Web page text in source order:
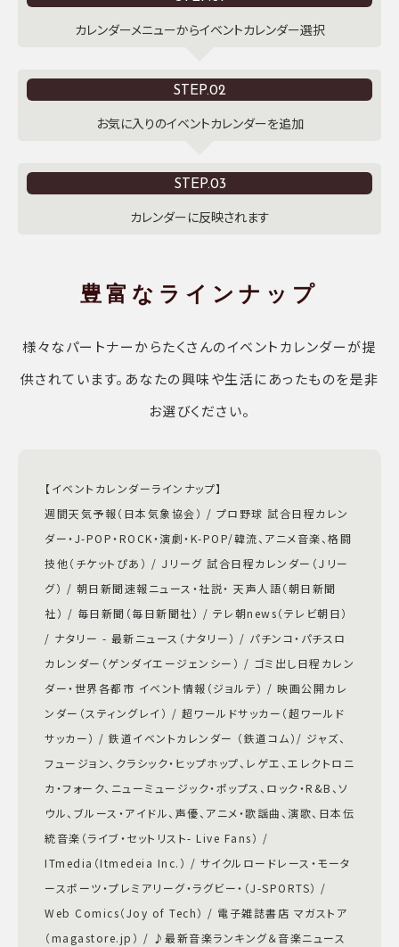
カレンダーメニューからイベントカレンダー選択
STEP.02
お気に入りのイベントカレンダーを追加
STEP.03
カレンダーに反映されます
豊富なラインナップ
様々なパートナーからたくさんのイベントカレンダーが提
供されています。あなたの興味や生活にあったものを是非
お選びください。
【イベントカレンダーラインナップ】
週間天気予報（日本気象協会） / プロ野球 試合日程カレン
ダー・J-POP・ROCK・演劇・K-POP/韓流、アニメ音楽、格闘
技他（チケットぴあ） / Ｊリーグ 試合日程カレンダー（Ｊリー
グ） / 朝日新聞速報ニュース・社説・ 天声人語（朝日新聞
社） / 毎日新聞（毎日新聞社） / テレ朝news（テレビ朝日）
/ ナタリー - 最新ニュース（ナタリー） / パチンコ・パチスロ
カレンダー（ゲンダイエージェンシー） / ゴミ出し日程カレン
ダー・世界各都市 イベント情報（ジョルテ） / 映画公開カレ
ンダー（スティングレイ） / 超ワールドサッカー（超ワールド
サッカー） / 鉄道イベントカレンダー （鉄道コム）/ ジャズ、
フュージョン、クラシック・ヒップホップ、レゲエ、エレクトロニ
カ・フォーク、ニューミュージック・ポップス、ロック・R&B、ソ
ウル、ブルース・アイドル、声優、アニメ・歌謡曲、演歌、日本伝
統音楽（ライブ・セットリスト- Live Fans） /
ITmedia（Itmedeia Inc.） / サイクルロードレース・モータ
ースポーツ・プレミアリーグ・ラグビー・（J-SPORTS） /
Web Comics（Joy of Tech） / 電子雑誌書店 マガストア
（magastore.jp） / ♪最新音楽ランキング＆音楽ニュース